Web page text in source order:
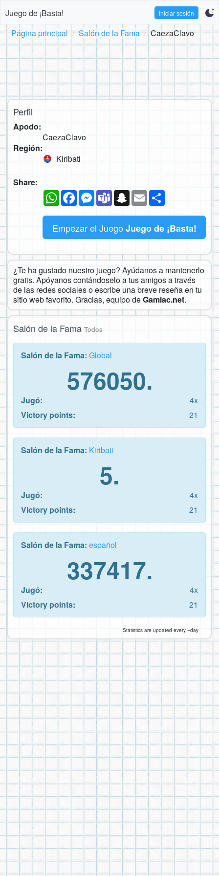
Juego de ¡Basta! Iniciar sesión
Página principal Salón de la Fama CaezaClavo
Perfil
Apodo:
CaezaClavo
Región:
Kiribati
Share:
WhatsAppFacebookMessenger
TeamsSnapchat
Email
Empezar el Juego Juego de ¡Basta!
¿Te ha gustado nuestro juego? Ayúdanos a mantenerlo
gratis. Apóyanos contándoselo a tus amigos a través
de las redes sociales o escribe una breve reseña en tu
sitio web favorito. Gracias, equipo deGamiac.net.
Salón de la Fama Todos
Salón de la Fama: Global
576050.
Jugó:
4x
Victory points:
21
Salón de la Fama: Kiribati
5.
Jugó:
4x
Victory points:
21
Salón de la Fama: español
337417.
Jugó:
4x
Victory points:
21
Statistics are updated every ~day